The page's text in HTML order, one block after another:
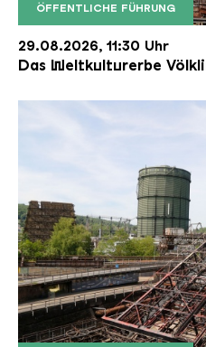
ÖFFENTLICHE FÜHRUNG
Der Erzschrägaufzug
Copyright:
29.08.2026, 11:30 Uhr
Das Weltkulturerbe